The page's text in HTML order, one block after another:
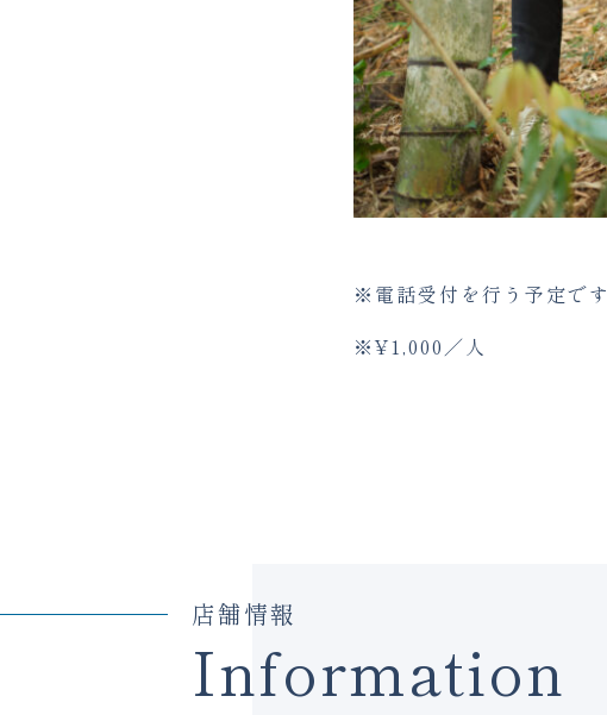
※電話受付を行う予定です
※¥1,000／人
店舗情報
Information